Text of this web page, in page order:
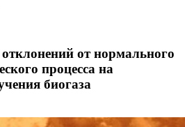
от нормального
процесса на
биогаза